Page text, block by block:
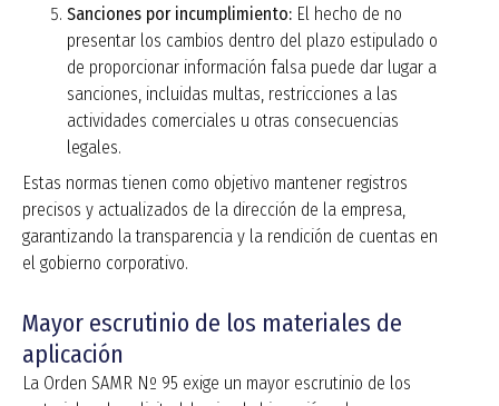
Sanciones por incumplimiento: El hecho de no
presentar los cambios dentro del plazo estipulado o
de proporcionar información falsa puede dar lugar a
sanciones, incluidas multas, restricciones a las
actividades comerciales u otras consecuencias
legales.
Estas normas tienen como objetivo mantener registros
precisos y actualizados de la dirección de la empresa,
garantizando la transparencia y la rendición de cuentas en
el gobierno corporativo.
Mayor escrutinio de los materiales de
aplicación
La Orden SAMR Nº 95 exige un mayor escrutinio de los